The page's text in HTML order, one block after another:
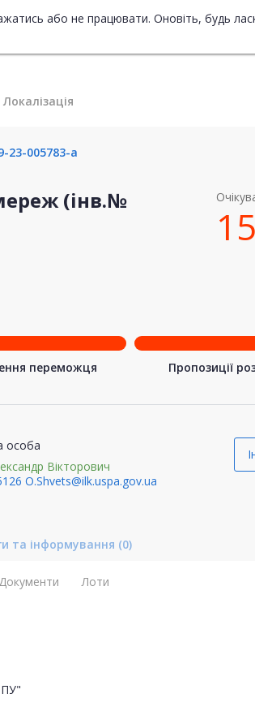
або не працювати. Оновіть, будь
Локалізація
23-005783-a
(інв.№
переможця Пропозиції
особа
Вікторович
O.Shvets@ilk.uspa.gov.ua
та інформування (0)
Документи Лоти